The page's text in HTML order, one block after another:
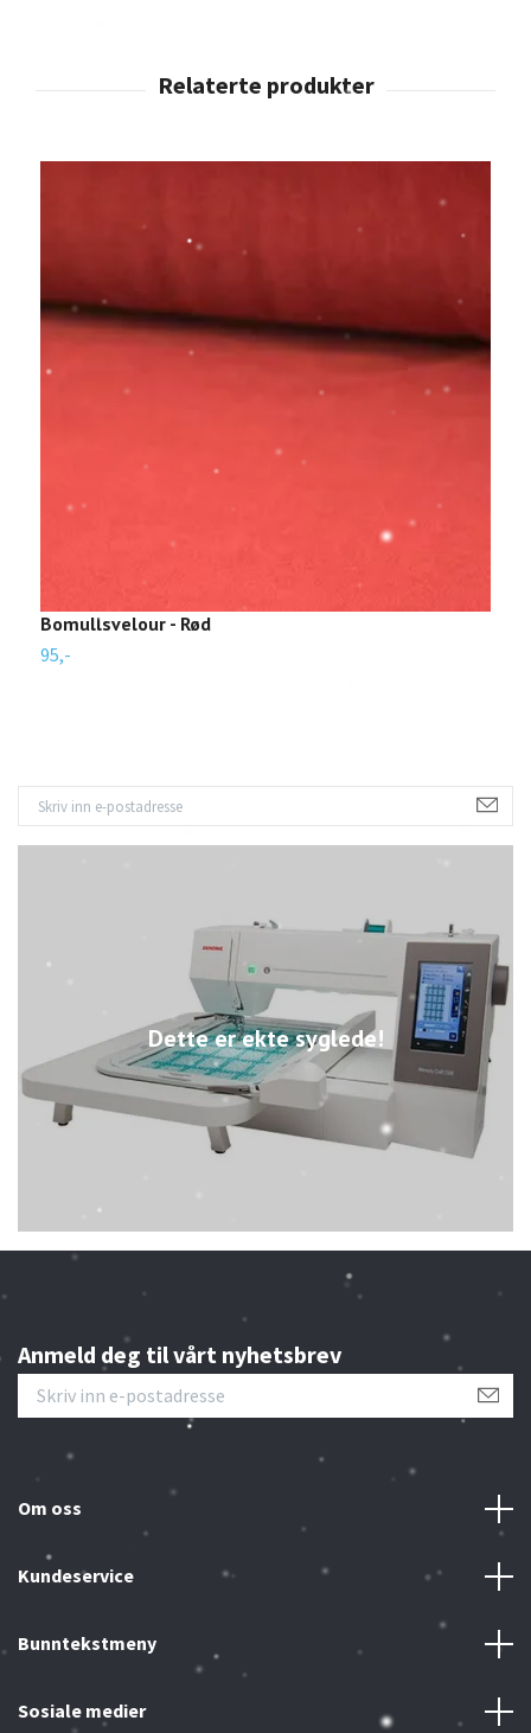
Dette er ekte syglede!
Bomullsvelour - Rød
95,-
Anmeld deg til vårt nyhetsbrev
Om oss
Kundeservice
Bunntekstmeny
Sosiale medier